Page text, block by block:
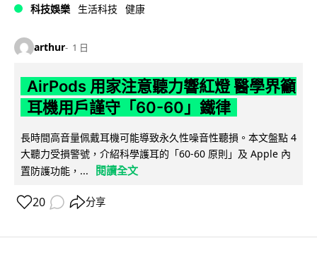
科技娛樂 生活科技 健康
arthur 1 日
AirPods 用家注意聽力響紅燈 醫學界籲
耳機用戶謹守「60-60」鐵律
長時間高音量佩戴耳機可能導致永久性噪音性聽損。本文盤點 4
大聽力受損警號，介紹科學護耳的「60-60 原則」及 Apple 內
置防護功能，...
閱讀全文
20 分享